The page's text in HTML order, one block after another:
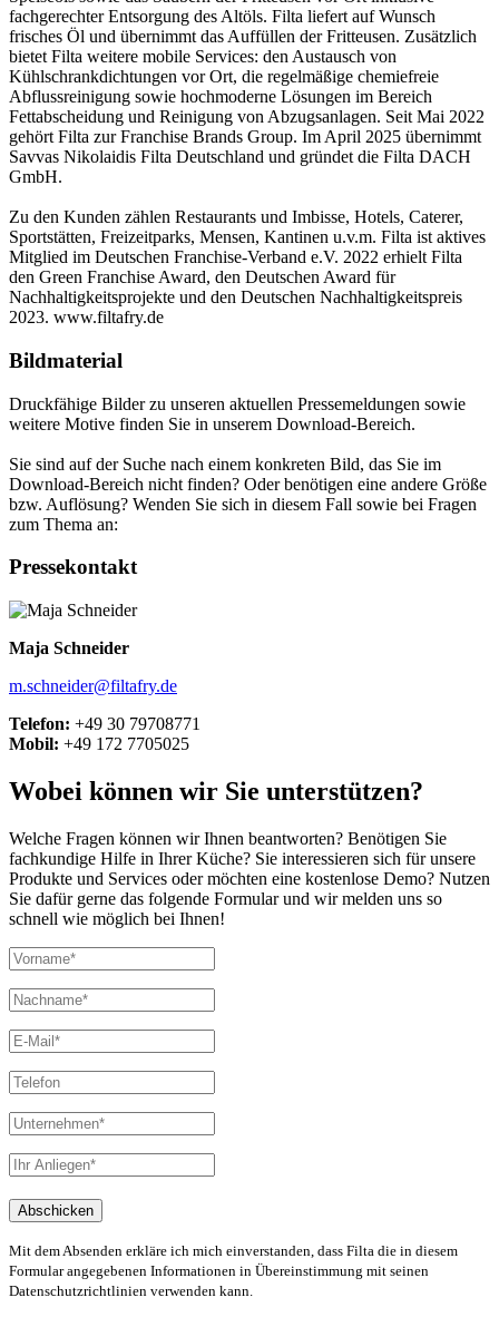
fachgerechter Entsorgung des Altöls. Filta liefert auf Wunsch
frisches Öl und übernimmt das Auffüllen der Fritteusen. Zusätzlich
bietet Filta weitere mobile Services: den Austausch von
Kühlschrankdichtungen vor Ort, die regelmäßige chemiefreie
Abflussreinigung sowie hochmoderne Lösungen im Bereich
Fettabscheidung und Reinigung von Abzugsanlagen. Seit Mai 2022
gehört Filta zur Franchise Brands Group. Im April 2025 übernimmt
Savvas Nikolaidis Filta Deutschland und gründet die Filta DACH
GmbH.
Zu den Kunden zählen Restaurants und Imbisse, Hotels, Caterer,
Sportstätten, Freizeitparks, Mensen, Kantinen u.v.m. Filta ist aktives
Mitglied im Deutschen Franchise-Verband e.V. 2022 erhielt Filta
den Green Franchise Award, den Deutschen Award für
Nachhaltigkeitsprojekte und den Deutschen Nachhaltigkeitspreis
2023. www.filtafry.de
Bildmaterial
Druckfähige Bilder zu unseren aktuellen Pressemeldungen sowie
weitere Motive finden Sie in unserem Download-Bereich.
Sie sind auf der Suche nach einem konkreten Bild, das Sie im
Download-Bereich nicht finden? Oder benötigen eine andere Größe
bzw. Auflösung? Wenden Sie sich in diesem Fall sowie bei Fragen
zum Thema an:
Pressekontakt
Maja Schneider
m.schneider@filtafry.de
Telefon: +49 30 79708771
Mobil: +49 172 7705025
Wobei können wir Sie unterstützen?
Welche Fragen können wir Ihnen beantworten? Benötigen Sie
fachkundige Hilfe in Ihrer Küche? Sie interessieren sich für unsere
Produkte und Services oder möchten eine kostenlose Demo? Nutzen
Sie dafür gerne das folgende Formular und wir melden uns so
schnell wie möglich bei Ihnen!
Mit dem Absenden erkläre ich mich einverstanden, dass Filta die in diesem
Formular angegebenen Informationen in Übereinstimmung mit seinen
Datenschutzrichtlinien verwenden kann.